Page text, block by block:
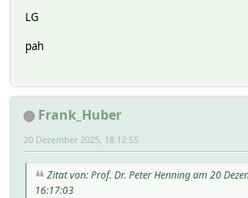
LG
pah
Frank_Huber
20 Dezember 2025, 18:12:55
Zitat von: Prof. Dr. Peter Henning am 20
16:17:03